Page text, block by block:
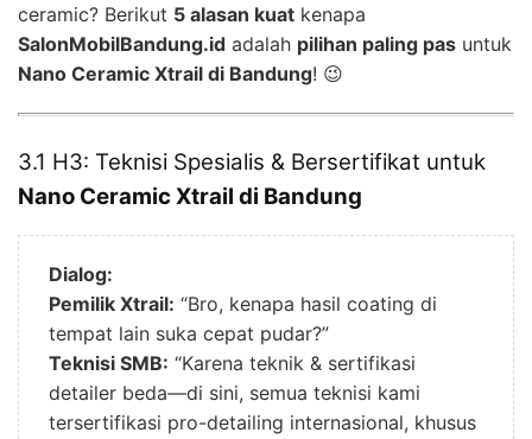
ceramic? Berikut 5 alasan kuat kenapa
SalonMobilBandung.id adalah pilihan paling pas untuk
Nano Ceramic Xtrail di Bandung! 😉
3.1 H3: Teknisi Spesialis & Bersertifikat untuk
Nano Ceramic Xtrail di Bandung
Dialog:
Pemilik Xtrail: “Bro, kenapa hasil coating di
tempat lain suka cepat pudar?”
Teknisi SMB: “Karena teknik & sertifikasi
detailer beda—di sini, semua teknisi kami
tersertifikasi pro-detailing internasional, khusus